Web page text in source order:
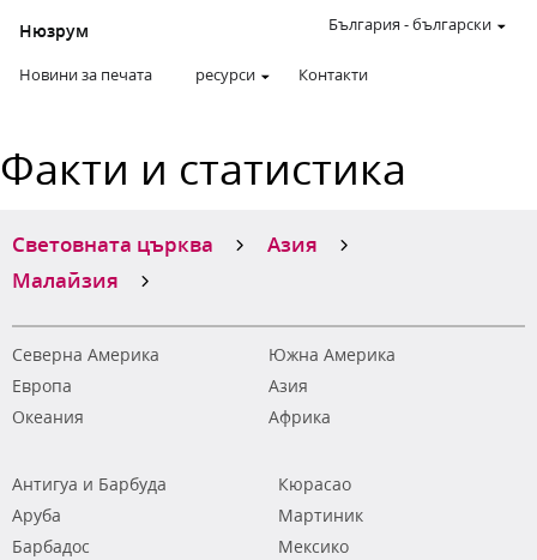
Нюзрум
Новини за печата ресурси Контакти
България -български
Факти и статистика
Световната църква
Азия
Малайзия
Северна Америка
Южна Америка
Европа
Азия
Океания
Африка
Антигуа и Барбуда
Аруба
Барбадос
Кюрасао
Мартиник
Мексико